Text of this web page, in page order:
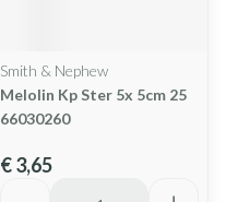
Smith & Nephew
Melolin Kp Ster 5x 5cm 25
66030260
€ 3,65